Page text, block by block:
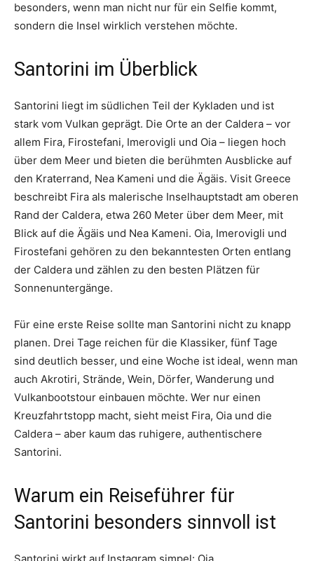
besonders, wenn man nicht nur für ein Selfie kommt,
sondern die Insel wirklich verstehen möchte.
Santorini im Überblick
Santorini liegt im südlichen Teil der Kykladen und ist
stark vom Vulkan geprägt. Die Orte an der Caldera – vor
allem Fira, Firostefani, Imerovigli und Oia – liegen hoch
über dem Meer und bieten die berühmten Ausblicke auf
den Kraterrand, Nea Kameni und die Ägäis. Visit Greece
beschreibt Fira als malerische Inselhauptstadt am oberen
Rand der Caldera, etwa 260 Meter über dem Meer, mit
Blick auf die Ägäis und Nea Kameni. Oia, Imerovigli und
Firostefani gehören zu den bekanntesten Orten entlang
der Caldera und zählen zu den besten Plätzen für
Sonnenuntergänge.
Für eine erste Reise sollte man Santorini nicht zu knapp
planen. Drei Tage reichen für die Klassiker, fünf Tage
sind deutlich besser, und eine Woche ist ideal, wenn man
auch Akrotiri, Strände, Wein, Dörfer, Wanderung und
Vulkanbootstour einbauen möchte. Wer nur einen
Kreuzfahrtstopp macht, sieht meist Fira, Oia und die
Caldera – aber kaum das ruhigere, authentischere
Santorini.
Warum ein Reiseführer für
Santorini besonders sinnvoll ist